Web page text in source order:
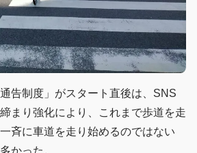
告制度」がスタート直後は、SNS
まり強化により、これまで歩道を走
斉に車道を走り始めるのではない
かった。